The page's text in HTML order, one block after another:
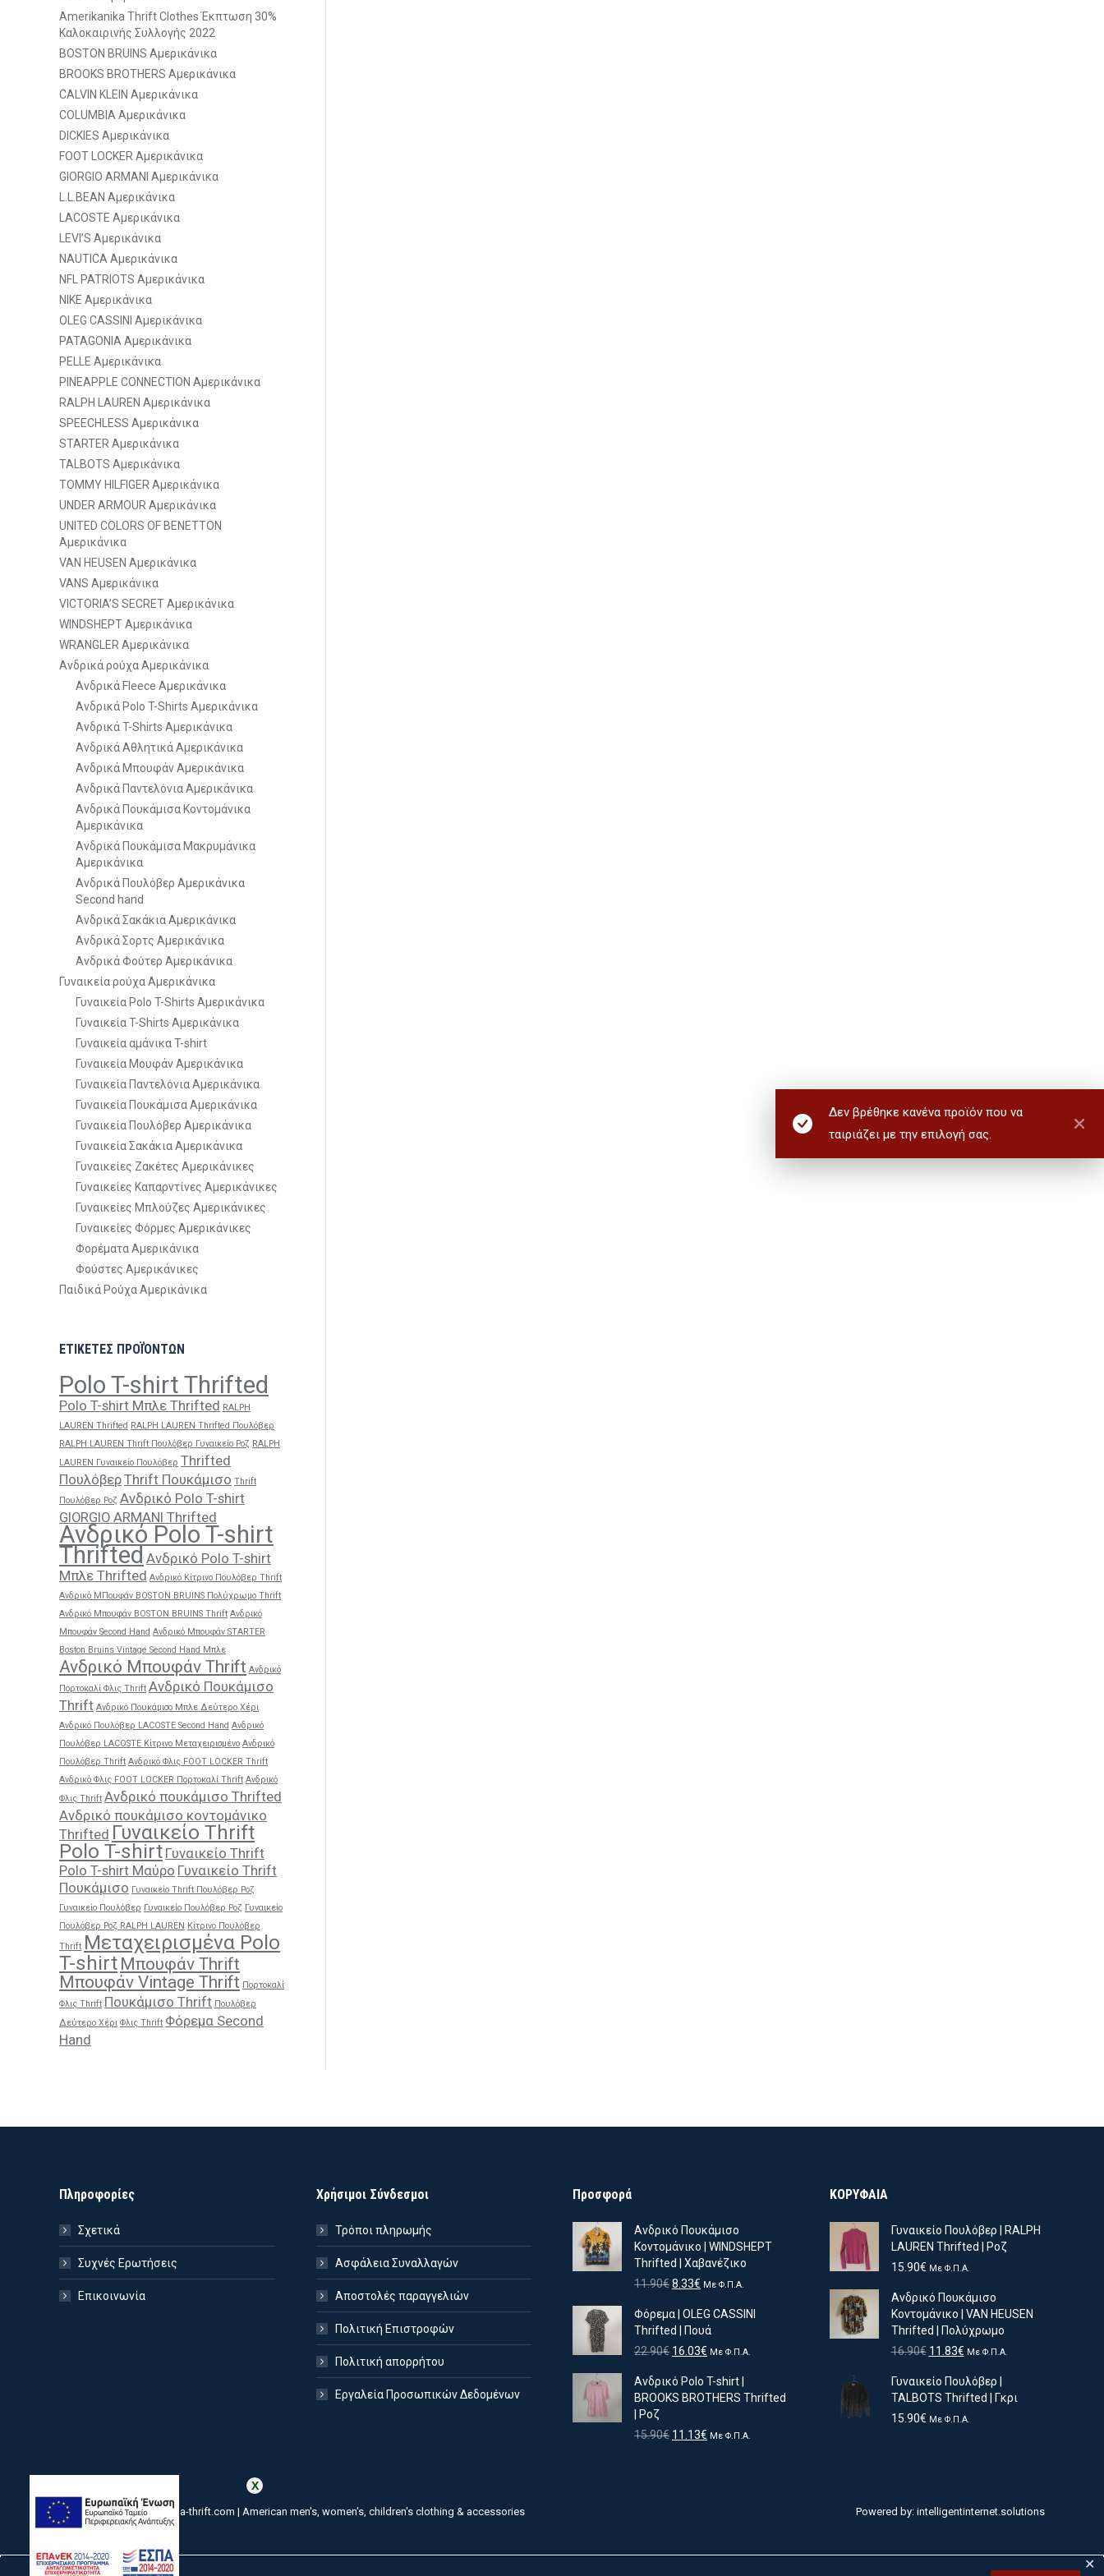
✕
Δεν βρέθηκε κανένα προϊόν που να
ταιριάζει με την επιλογή σας.
Amerikanika Thrift Clothes Έκπτωση 30%
Καλοκαιρινής Συλλογής 2022
BOSTON BRUINS Αμερικάνικα
BROOKS BROTHERS Αμερικάνικα
CALVIN KLEIN Αμερικάνικα
COLUMBIA Αμερικάνικα
DICKIES Αμερικάνικα
FOOT LOCKER Αμερικάνικα
GIORGIO ARMANI Αμερικάνικα
L.L.BEAN Αμερικάνικα
LACOSTE Αμερικάνικα
LEVI’S Αμερικάνικα
NAUTICA Αμερικάνικα
NFL PATRIOTS Αμερικάνικα
NIKE Αμερικάνικα
OLEG CASSINI Αμερικάνικα
PATAGONIA Αμερικάνικα
PELLE Αμερικάνικα
PINEAPPLE CONNECTION Αμερικάνικα
RALPH LAUREN Αμερικάνικα
SPEECHLESS Αμερικάνικα
STARTER Αμερικάνικα
TALBOTS Αμερικάνικα
TOMMY HILFIGER Αμερικάνικα
UNDER ARMOUR Αμερικάνικα
UNITED COLORS OF BENETTON
Αμερικάνικα
VAN HEUSEN Αμερικάνικα
VANS Αμερικάνικα
VICTORIA’S SECRET Αμερικάνικα
WINDSHEPT Αμερικάνικα
WRANGLER Αμερικάνικα
Ανδρικά ρούχα Αμερικάνικα
Ανδρικά Fleece Αμερικάνικα
Ανδρικά Polo T-Shirts Αμερικάνικα
Ανδρικά T-Shirts Αμερικάνικα
Ανδρικά Αθλητικά Αμερικάνικα
Ανδρικά Μπουφάν Αμερικάνικα
Ανδρικά Παντελόνια Αμερικάνικα
Ανδρικά Πουκάμισα Κοντομάνικα
Αμερικάνικα
Ανδρικά Πουκάμισα Μακρυμάνικα
Αμερικάνικα
Ανδρικά Πουλόβερ Αμερικάνικα
Second hand
Ανδρικά Σακάκια Αμερικάνικα
Ανδρικά Σορτς Αμερικάνικα
Ανδρικά Φούτερ Αμερικάνικα
Γυναικεία ρούχα Αμερικάνικα
Γυναικεία Polo T-Shirts Αμερικάνικα
Γυναικεία T-Shirts Αμερικάνικα
Γυναικεία αμάνικα T-shirt
Γυναικεία Μουφάν Αμερικάνικα
Γυναικεία Παντελόνια Αμερικάνικα
Γυναικεία Πουκάμισα Αμερικάνικα
Γυναικεία Πουλόβερ Αμερικάνικα
Γυναικεία Σακάκια Αμερικάνικα
Γυναικείες Ζακέτες Αμερικάνικες
Γυναικείες Καπαρντίνες Αμερικάνικες
Γυναικείες Μπλούζες Αμερικάνικες
Γυναικείες Φόρμες Αμερικάνικες
Φορέματα Αμερικάνικα
Φούστες Αμερικάνικες
Παιδικά Ρούχα Αμερικάνικα
ΕΤΙΚΕΤΕΣ ΠΡΟΪΌΝΤΩΝ
Polo T-shirt Thrifted
Polo T-shirt Μπλε Thrifted RALPH
LAUREN Thrifted RALPH LAUREN Thrifted Πουλόβερ
RALPH LAUREN Thrift Πουλόβερ Γυναικείο Ροζ RALPH
LAUREN Γυναικείο Πουλόβερ Thrifted
ΠουλόβερThrift Πουκάμισο Thrift
Πουλόβερ Ροζ Ανδρικό Polo T-shirt
GIORGIO ARMANI Thrifted
Ανδρικό Polo T-shirt
ThriftedΑνδρικό Polo T-shirt
Μπλε Thrifted Ανδρικό Κίτρινο Πουλόβερ Thrift
Ανδρικό ΜΠουφάν BOSTON BRUINS Πολύχρωμο Thrift
Ανδρικό Μπουφάν BOSTON BRUINS Thrift Ανδρικό
Μπουφάν Second Hand Ανδρικό Μπουφάν STARTER
Boston Bruins Vintage Second Hand Μπλε
Ανδρικό Μπουφάν Thrift Ανδρικό
Πορτοκαλί Φλις Thrift Ανδρικό Πουκάμισο
Thrift Ανδρικό Πουκάμισο Μπλε Δεύτερο Χέρι
Ανδρικό Πουλόβερ LACOSTE Second Hand Ανδρικό
Πουλόβερ LACOSTE Κίτρινο Μεταχειρισμένο Ανδρικό
Πουλόβερ Thrift Ανδρικό Φλις FOOT LOCKER Thrift
Ανδρικό Φλις FOOT LOCKER Πορτοκαλί Thrift Ανδρικό
Φλις Thrift Ανδρικό πουκάμισο Thrifted
Ανδρικό πουκάμισο κοντομάνικο
Thrifted Γυναικείο Thrift
Polo T-shirt Γυναικείο Thrift
Polo T-shirt Μαύρο Γυναικείο Thrift
Πουκάμισο Γυναικείο Thrift Πουλόβερ Ροζ
Γυναικείο Πουλόβερ Γυναικείο Πουλόβερ Ροζ Γυναικείο
Πουλόβερ Ροζ RALPH LAUREN Κίτρινο Πουλόβερ
Thrift Μεταχειρισμένα Polo
T-shirt Μπουφάν Thrift
Μπουφάν Vintage Thrift Πορτοκαλί
Φλις Thrift Πουκάμισο Thrift Πουλόβερ
Δεύτερο Χέρι Φλις Thrift Φόρεμα Second
Hand
Πληροφορίες
Σχετικά
Συχνές Ερωτήσεις
Επικοινωνία
Χρήσιμοι Σύνδεσμοι
Τρόποι πληρωμής
Ασφάλεια Συναλλαγών
Αποστολές παραγγελιών
Πολιτική Επιστροφών
Πολιτική απορρήτου
Εργαλεία Προσωπικών Δεδομένων
Προσφορά
Ανδρικό Πουκάμισο
Κοντομάνικο | WINDSHEPT
Thrifted | Χαβανέζικο
11.90€Original
was:
11.90€.
8.33€ Η
τιμή
είναι:
8.33€.
Με Φ.Π.Α.
Φόρεμα | OLEG CASSINI
Thrifted | Πουά
22.90€ Original
was:
22.90€.
16.03€ Η
τιμή
είναι:
Με Φ.Π.Α.
Ανδρικό Polo T-shirt |
BROOKS BROTHERS Thrifted
| Ροζ
15.90€ Original
11.13€ ΗΜε Φ.Π.Α.
ΚΟΡΥΦΑΙΑ
Γυναικείο Πουλόβερ | RALPH
LAUREN Thrifted | Ροζ
15.90€ Με Φ.Π.Α.
Ανδρικό Πουκάμισο
Κοντoμάνικο | VAN HEUSEN
Thrifted | Πολύχρωμο
16.90€ Original
was:
16.90€.
11.83€Η
τιμή
είναι:
11.83€.
Με Φ.Π.Α.
Γυναικείο Πουλόβερ |
TALBOTS Thrifted | Γκρι
15.90€ Με Φ.Π.Α.
amerikanika-thrift.com | American men's, women's, children's clothing & accessories Powered by: intelligentinternet.solutions